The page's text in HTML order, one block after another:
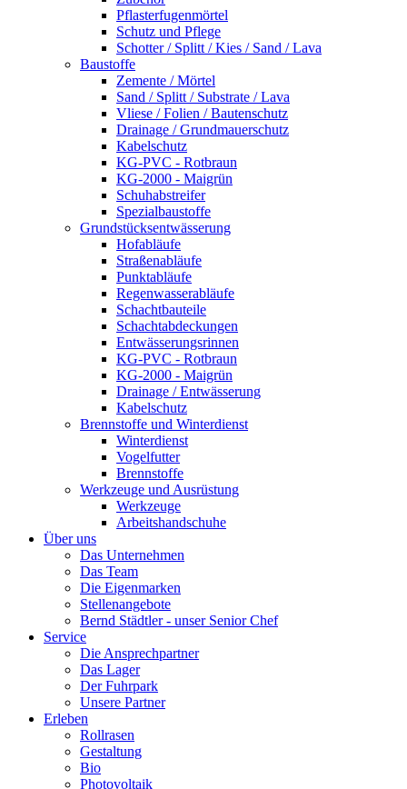
Pflasterfugenmörtel
Schutz und Pflege
Schotter / Splitt / Kies / Sand / Lava
Baustoffe
Zemente / Mörtel
Sand / Splitt / Substrate / Lava
Vliese / Folien / Bautenschutz
Drainage / Grundmauerschutz
Kabelschutz
KG-PVC - Rotbraun
KG-2000 - Maigrün
Schuhabstreifer
Spezialbaustoffe
Grundstücksentwässerung
Hofabläufe
Straßenabläufe
Punktabläufe
Regenwasserabläufe
Schachtbauteile
Schachtabdeckungen
Entwässerungsrinnen
KG-PVC - Rotbraun
KG-2000 - Maigrün
Drainage / Entwässerung
Kabelschutz
Brennstoffe und Winterdienst
Winterdienst
Vogelfutter
Brennstoffe
Werkzeuge und Ausrüstung
Werkzeuge
Arbeitshandschuhe
Über uns
Das Unternehmen
Das Team
Die Eigenmarken
Stellenangebote
Bernd Städtler - unser Senior Chef
Service
Die Ansprechpartner
Das Lager
Der Fuhrpark
Unsere Partner
Erleben
Rollrasen
Gestaltung
Bio
Photovoltaik